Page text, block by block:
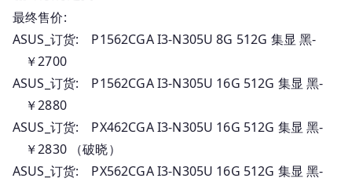
华
电
订
货
报
最终售价:
ASUS_订货: P1562CGA I3-N305U 8G 512G 集显 黑-
￥2700
ASUS_订货: P1562CGA I3-N305U 16G 512G 集显 黑-
￥2880
ASUS_订货: PX462CGA I3-N305U 16G 512G 集显 黑-
￥2830 （破晓）
ASUS_订货: PX562CGA I3-N305U 16G 512G 集显 黑-